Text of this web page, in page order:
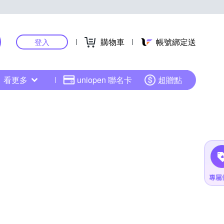
登入 購物車 帳號綁定送
看更多 uniopen 聯名卡 超贈點